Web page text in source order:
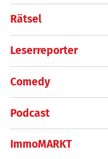
Rätsel
Leserreporter
Comedy
Podcast
ImmoMARKT